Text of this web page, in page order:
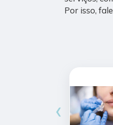
Por isso,
‹